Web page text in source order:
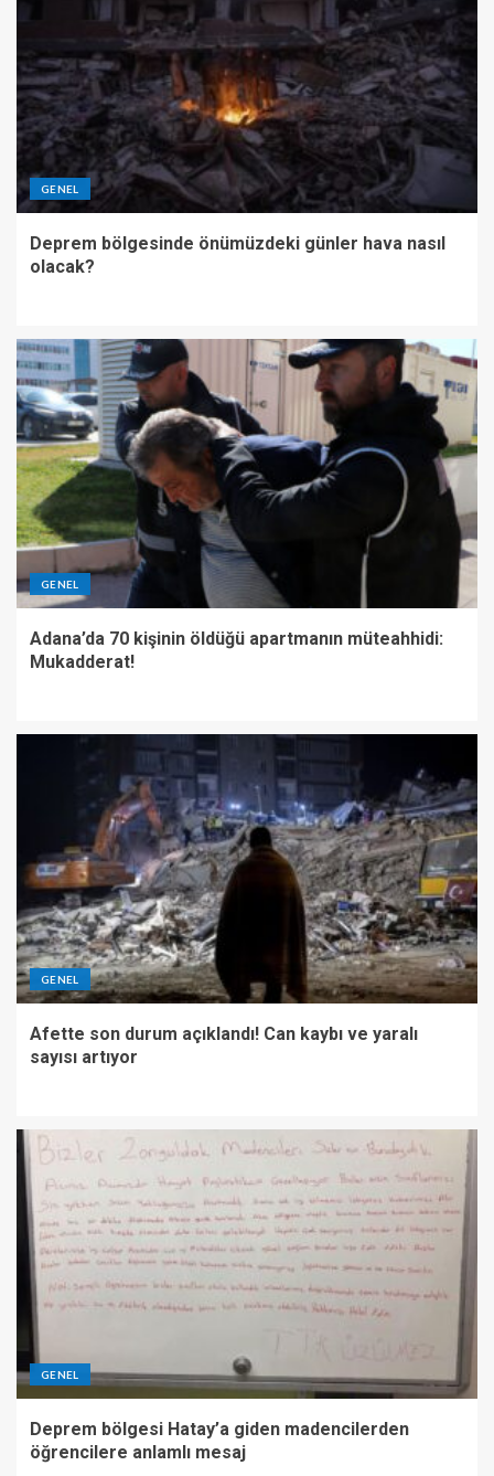
GENEL
Deprem bölgesinde önümüzdeki günler hava nasıl
olacak?
GENEL
Adana’da 70 kişinin öldüğü apartmanın müteahhidi:
Mukadderat!
GENEL
Afette son durum açıklandı! Can kaybı ve yaralı
sayısı artıyor
GENEL
Deprem bölgesi Hatay’a giden madencilerden
öğrencilere anlamlı mesaj